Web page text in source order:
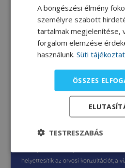
Csirketorta
A jelen weboldal általános
helyettesítik az orvosi konzultációt, a
A böngészési élmény
személyre szabott
tartalmak megjelenítése,
forgalom elemzése
használunk. Süti
ÖSSZES
TESTRESZABÁS